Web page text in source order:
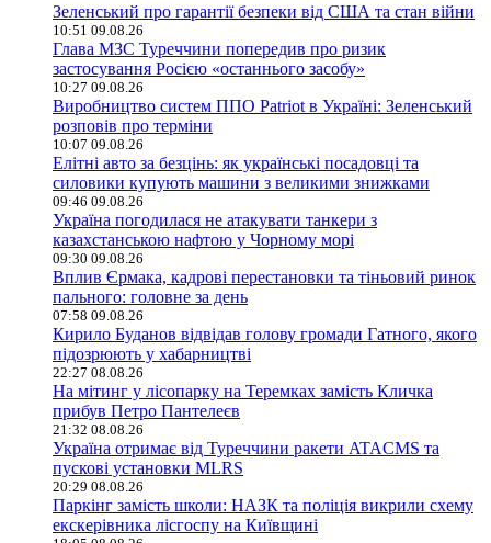
Зеленський про гарантії безпеки від США та стан війни
10:51 09.08.26
Глава МЗС Туреччини попередив про ризик
застосування Росією «останнього засобу»
10:27 09.08.26
Виробництво систем ППО Patriot в Україні: Зеленський
розповів про терміни
10:07 09.08.26
Елітні авто за безцінь: як українські посадовці та
силовики купують машини з великими знижками
09:46 09.08.26
Україна погодилася не атакувати танкери з
казахстанською нафтою у Чорному морі
09:30 09.08.26
Вплив Єрмака, кадрові перестановки та тіньовий ринок
пального: головне за день
07:58 09.08.26
Кирило Буданов відвідав голову громади Гатного, якого
підозрюють у хабарництві
22:27 08.08.26
На мітинг у лісопарку на Теремках замість Кличка
прибув Петро Пантелеєв
21:32 08.08.26
Україна отримає від Туреччини ракети ATACMS та
пускові установки MLRS
20:29 08.08.26
Паркінг замість школи: НАЗК та поліція викрили схему
екскерівника лісгоспу на Київщині